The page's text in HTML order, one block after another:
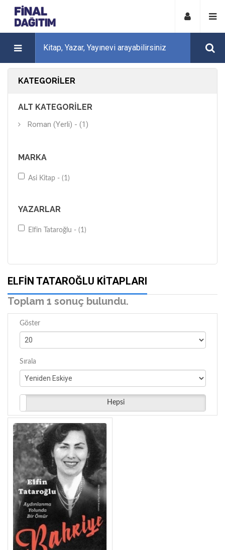
KATEGORILER
ALT KATEGORILER
Roman (Yerli) - (1)
MARKA
Asi Kitap - (1)
YAZARLAR
Elfin Tataroğlu - (1)
ELFIN TATAROĞLU KITAPLARI
Toplam 1 sonuç bulundu.
Göster
Sırala
Hepsi